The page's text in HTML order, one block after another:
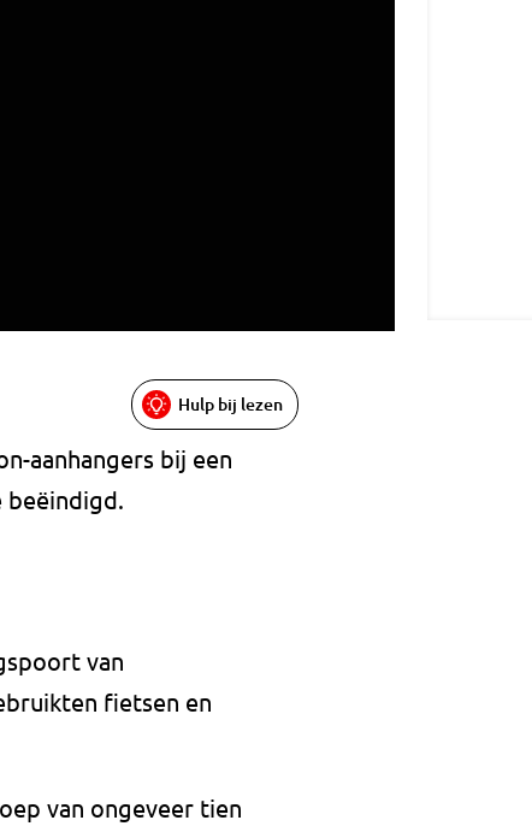
Hulp bij lezen
aanhangers bij een
beëindigd.
van
fietsen en
van ongeveer tien